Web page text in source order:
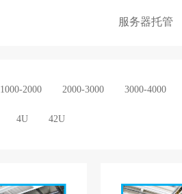
服务器托管
1000-2000 2000-3000 3000-4000
4U 42U